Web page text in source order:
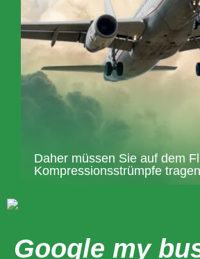
Daher müssen Sie auf dem
Kompressionsstrümpfe tragen
Google my